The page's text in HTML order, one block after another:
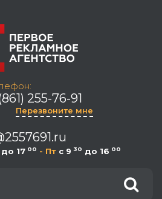
255-76-91
Перезвоните мне
до 17 00 - Пт c 9 30 до 16 00